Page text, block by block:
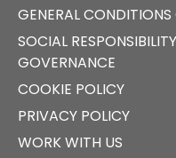
GENERAL CONDITIONS
SOCIAL
GOVERNANCE
COOKIE POLICY
PRIVACY POLICY
WORK WITH US